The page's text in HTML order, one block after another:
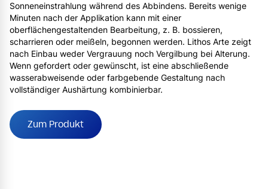
Sonneneinstrahlung während des Abbindens. Bereits wenige
Minuten nach der Applikation kann mit einer
oberflächengestaltenden Bearbeitung, z. B. bossieren,
scharrieren oder meißeln, begonnen werden. Lithos Arte zeigt
nach Einbau weder Vergrauung noch Vergilbung bei Alterung.
Wenn gefordert oder gewünscht, ist eine abschließende
wasserabweisende oder farbgebende Gestaltung nach
vollständiger Aushärtung kombinierbar.
Zum Produkt